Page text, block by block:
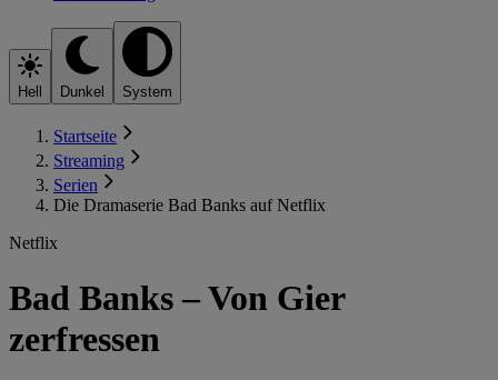
Hell Dunkel System
Startseite
Streaming
Serien
Die Dramaserie Bad Banks auf Netflix
Netflix
Bad Banks – Von Gier
zerfressen